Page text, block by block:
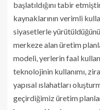
başlatıldığını tabir
kaynaklarının verimli
siyasetlerle
merkeze alan üretim
modeli, yerlerin faal
teknolojinin kullanımı,
yapısal ıslahatları
geçirdiğimiz üretim